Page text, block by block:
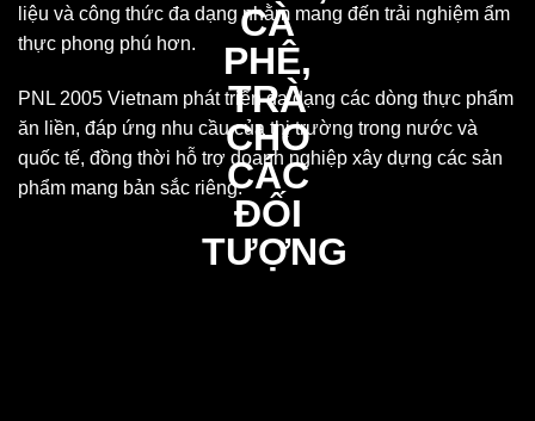
liệu và công thức đa dạng nhằm mang đến trải nghiệm ẩm
thực phong phú hơn.
PNL 2005 Vietnam phát triển đa dạng các dòng thực phẩm
ăn liền, đáp ứng nhu cầu của thị trường trong nước và
quốc tế, đồng thời hỗ trợ doanh nghiệp xây dựng các sản
phẩm mang bản sắc riêng.